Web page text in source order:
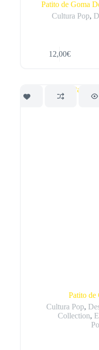
Patito de Goma
Cultura Pop,
12,00€
Patito
Cultura Pop,
Collection,